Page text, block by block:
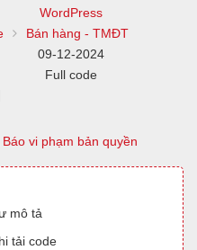
WordPress
Bán hàng - TMĐT
09-12-2024
Full code
vi phạm bản quyền
mô tả
tải code